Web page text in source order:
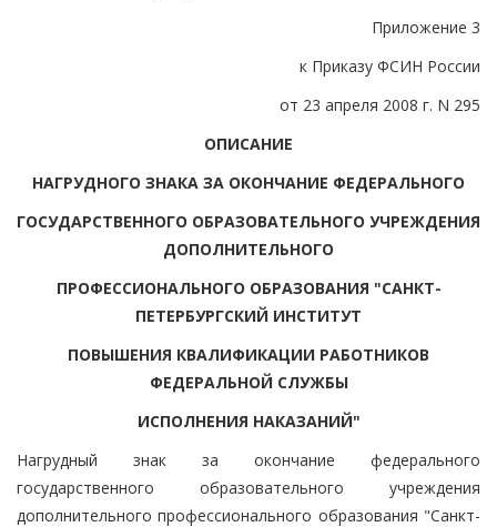
Приложение 3
к Приказу ФСИН России
от 23 апреля 2008 г. N 295
ОПИСАНИЕ
НАГРУДНОГО ЗНАКА ЗА ОКОНЧАНИЕ ФЕДЕРАЛЬНОГО
ГОСУДАРСТВЕННОГО ОБРАЗОВАТЕЛЬНОГО УЧРЕЖДЕНИЯ
ДОПОЛНИТЕЛЬНОГО
ПРОФЕССИОНАЛЬНОГО ОБРАЗОВАНИЯ "САНКТ-
ПЕТЕРБУРГСКИЙ ИНСТИТУТ
ПОВЫШЕНИЯ КВАЛИФИКАЦИИ РАБОТНИКОВ
ФЕДЕРАЛЬНОЙ СЛУЖБЫ
ИСПОЛНЕНИЯ НАКАЗАНИЙ"
Нагрудный знак за окончание федерального
государственного образовательного учреждения
дополнительного профессионального образования "Санкт-